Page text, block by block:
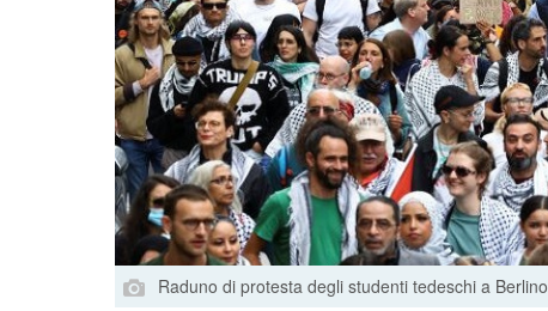
Raduno di protesta degli studenti tedeschi a Berlino